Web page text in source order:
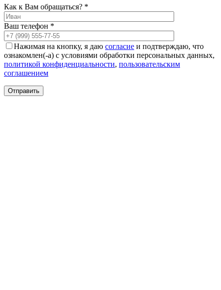
Как к Вам обращаться? *
Ваш телефон *
Нажимая на кнопку, я даю согласие и подтверждаю, что
ознакомлен(-а) с условиями обработки персональных данных,
политикой конфиденциальности, пользовательским
соглашением